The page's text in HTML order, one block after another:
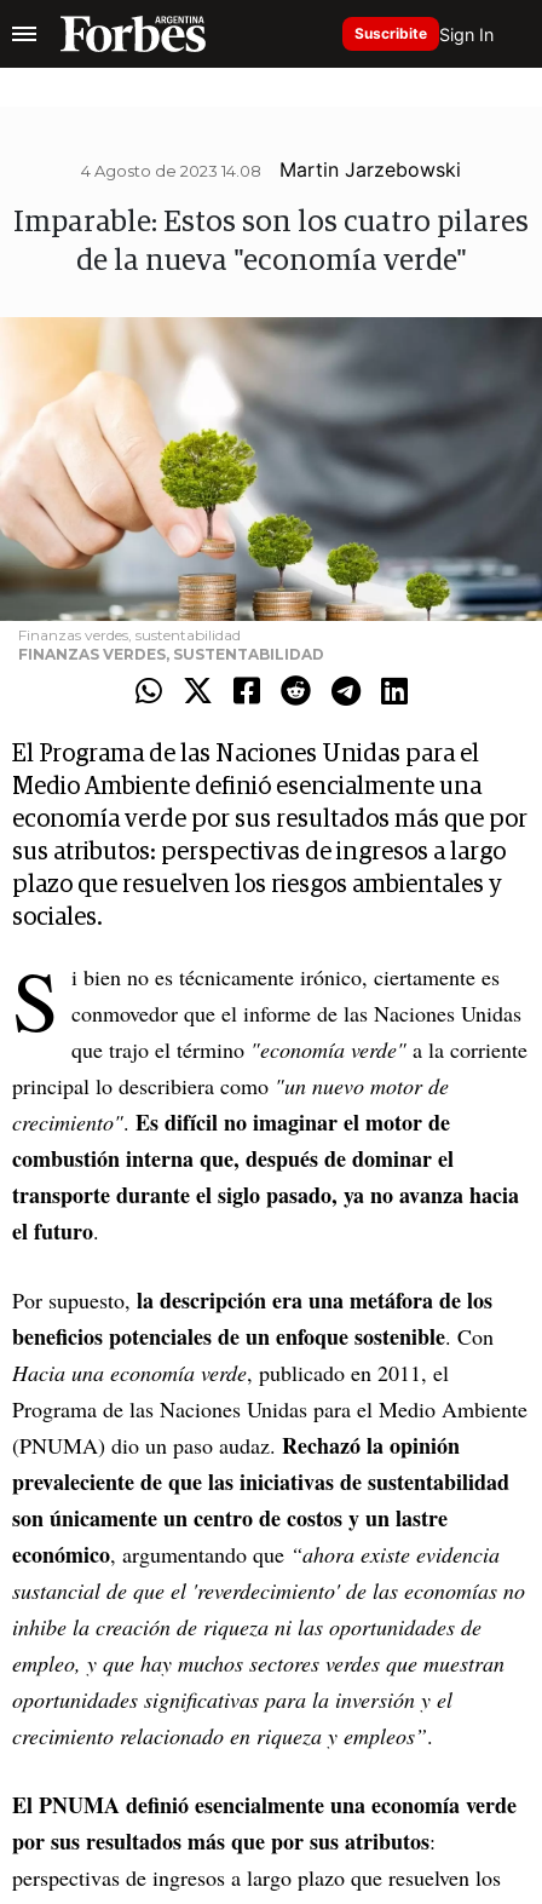
Suscribite Sign In
4 Agosto de 2023 14.08 Martin Jarzebowski
Imparable: Estos son los cuatro pilares
de la nueva "economía verde"
Finanzas verdes, sustentabilidad
FINANZAS VERDES, SUSTENTABILIDAD
El Programa de las Naciones Unidas para el
Medio Ambiente definió esencialmente una
economía verde por sus resultados más que por
sus atributos: perspectivas de ingresos a largo
plazo que resuelven los riesgos ambientales y
sociales.
S i bien no es técnicamente irónico, ciertamente es
conmovedor que el informe de las Naciones Unidas
que trajo el término "economía verde" a la corriente
principal lo describiera como "un nuevo motor de
crecimiento". Es difícil no imaginar el motor de
combustión interna que, después de dominar el
transporte durante el siglo pasado, ya no avanza hacia
el futuro.
Por supuesto, la descripción era una metáfora de los
beneficios potenciales de un enfoque sostenible. Con
Hacia una economía verde, publicado en 2011, el
Programa de las Naciones Unidas para el Medio Ambiente
(PNUMA) dio un paso audaz. Rechazó la opinión
prevaleciente de que las iniciativas de sustentabilidad
son únicamente un centro de costos y un lastre
económico, argumentando que “ahora existe evidencia
sustancial de que el 'reverdecimiento' de las economías no
inhibe la creación de riqueza ni las oportunidades de
empleo, y que hay muchos sectores verdes que muestran
oportunidades significativas para la inversión y el
crecimiento relacionado en riqueza y empleos”.
El PNUMA definió esencialmente una economía verde
por sus resultados más que por sus atributos:
perspectivas de ingresos a largo plazo que resuelven los